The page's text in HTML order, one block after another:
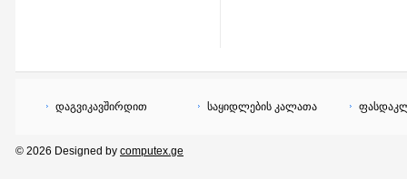
დაგვიკავშირდით საყიდლების კალათა
© 2026 Designed by computex.ge